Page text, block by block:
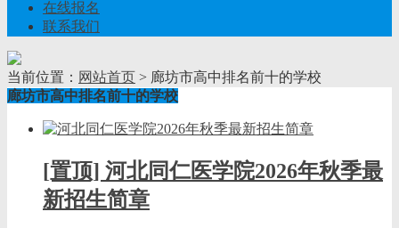
在线报名
联系我们
当前位置： 网站首页 > 廊坊市高中排名前十的学校
廊坊市高中排名前十的学校
[置顶] 河北同仁医学院2026年秋季最
新招生简章